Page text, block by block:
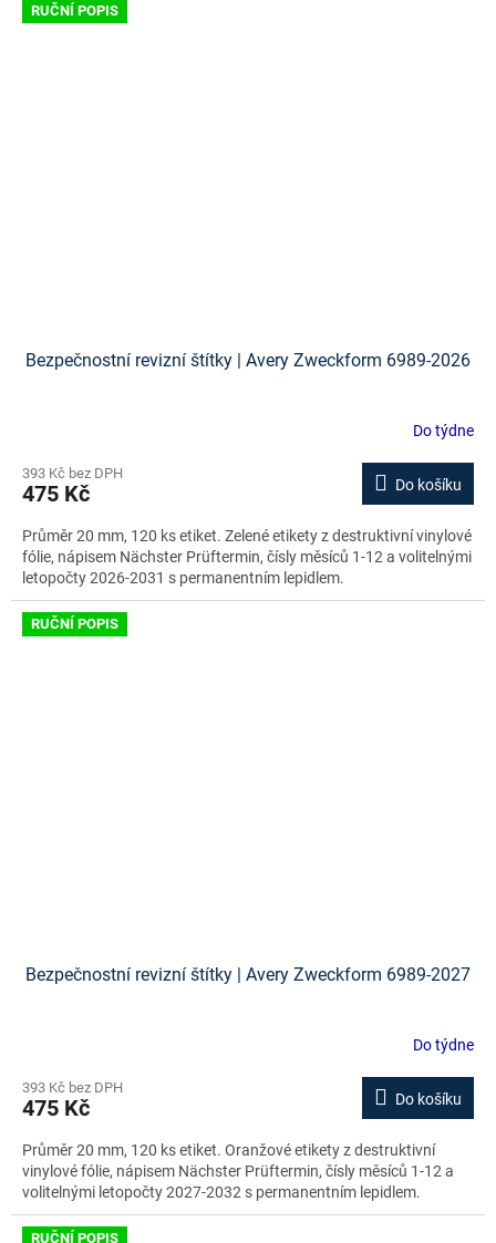
RUČNÍ POPIS
Bezpečnostní revizní štítky | Avery Zweckform 6989-2026
Do týdne
393 Kč bez DPH
475 Kč Do košíku
Průměr 20 mm, 120 ks etiket. Zelené etikety z destruktivní vinylové
fólie, nápisem Nächster Prüftermin, čísly měsíců 1-12 a volitelnými
letopočty 2026-2031 s permanentním lepidlem.
RUČNÍ POPIS
Bezpečnostní revizní štítky | Avery Zweckform 6989-2027
Do týdne
393 Kč bez DPH
475 Kč Do košíku
Průměr 20 mm, 120 ks etiket. Oranžové etikety z destruktivní
vinylové fólie, nápisem Nächster Prüftermin, čísly měsíců 1-12 a
volitelnými letopočty 2027-2032 s permanentním lepidlem.
RUČNÍ POPIS